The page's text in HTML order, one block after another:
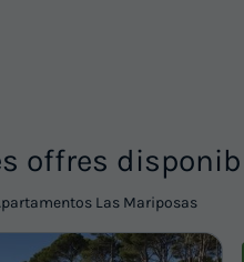
offres
Las Mariposas